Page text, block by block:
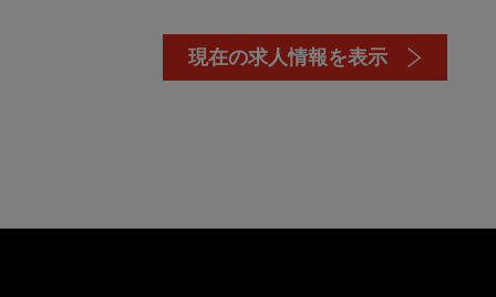
現在の求人情報を表示